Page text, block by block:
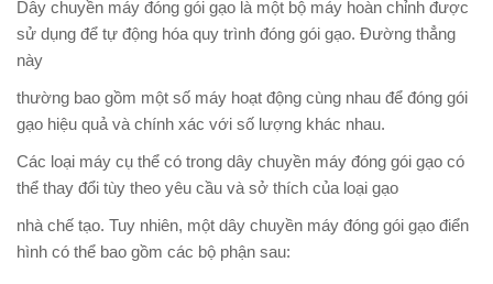
Dây chuyền máy đóng gói gạo là một bộ máy hoàn chỉnh được
sử dụng để tự động hóa quy trình đóng gói gạo. Đường thẳng
này
thường bao gồm một số máy hoạt động cùng nhau để đóng gói
gạo hiệu quả và chính xác với số lượng khác nhau.
Các loại máy cụ thể có trong dây chuyền máy đóng gói gạo có
thể thay đổi tùy theo yêu cầu và sở thích của loại gạo
nhà chế tạo. Tuy nhiên, một dây chuyền máy đóng gói gạo điển
hình có thể bao gồm các bộ phận sau: